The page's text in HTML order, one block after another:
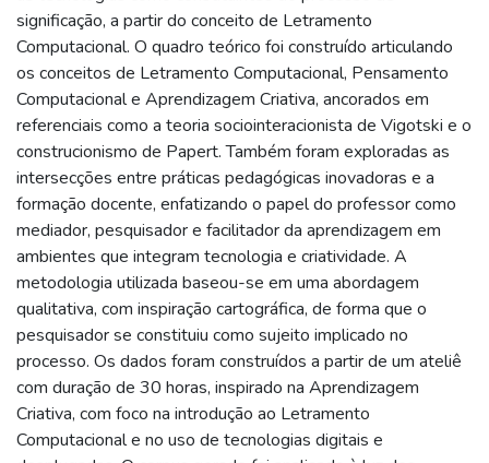
significação, a partir do conceito de Letramento
Computacional. O quadro teórico foi construído articulando
os conceitos de Letramento Computacional, Pensamento
Computacional e Aprendizagem Criativa, ancorados em
referenciais como a teoria sociointeracionista de Vigotski e o
construcionismo de Papert. Também foram exploradas as
intersecções entre práticas pedagógicas inovadoras e a
formação docente, enfatizando o papel do professor como
mediador, pesquisador e facilitador da aprendizagem em
ambientes que integram tecnologia e criatividade. A
metodologia utilizada baseou-se em uma abordagem
qualitativa, com inspiração cartográfica, de forma que o
pesquisador se constituiu como sujeito implicado no
processo. Os dados foram construídos a partir de um ateliê
com duração de 30 horas, inspirado na Aprendizagem
Criativa, com foco na introdução ao Letramento
Computacional e no uso de tecnologias digitais e